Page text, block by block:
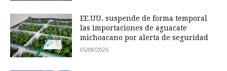
EE.UU. suspende de forma temporal
las importaciones de aguacate
michoacano por alerta de seguridad
05/08/2026